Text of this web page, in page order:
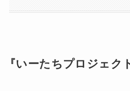
『いーたちプロジェク